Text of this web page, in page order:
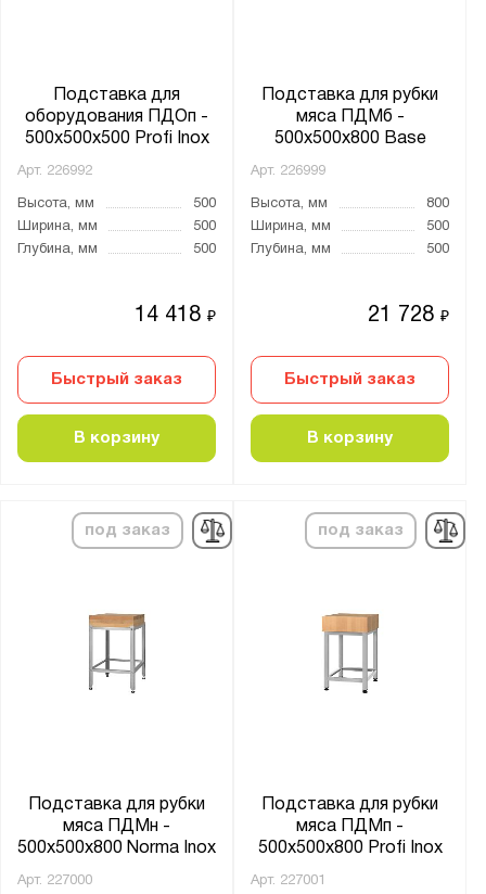
Подставка для
оборудования ПДОп -
500x500x500 Profi Inox
Арт. 226992
Высота, мм
500
Ширина, мм
500
Глубина, мм
500
14 418₽
Быстрый заказ
В корзину
Подставка для рубки
мяса ПДМб -
500x500x800 Base
Арт. 226999
Высота, мм
800
Ширина, мм
500
Глубина, мм
500
21 728₽
Быстрый заказ
В корзину
под заказ
Подставка для рубки
мяса ПДМн -
500x500x800 Norma Inox
Арт. 227000
под заказ
Подставка для рубки
мяса ПДМп -
500x500x800 Profi Inox
Арт. 227001
Разборный каркас:
Да
PROFI
Показать Сбросить